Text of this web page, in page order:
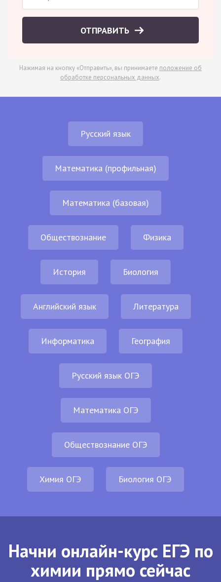
ОТПРАВИТЬ
Нажимая на кнопку «Отправить», вы принимаете положение об
обработке персональных данных.
Русский язык
Математика (профильная)
Математика (базовая)
Обществознание Физика
История Биология
Английский язык Литература
Информатика География
Русский язык ОГЭ
Математика ОГЭ
Обществознание ОГЭ
Химия ОГЭ Биология ОГЭ
Начни онлайн-курс ЕГЭ по
химии прямо сейчас